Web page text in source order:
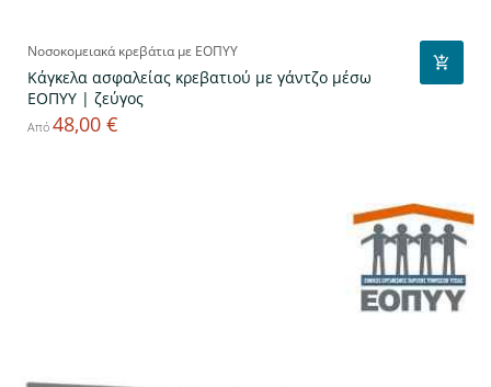
Νοσοκομειακά κρεβάτια με ΕΟΠΥΥ
Κάγκελα ασφαλείας κρεβατιού με γάντζο μέσω
ΕΟΠΥΥ | ζεύγος
Από Τιμή
48,00 €